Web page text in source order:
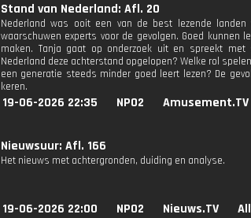
Stand van Nederland: Afl. 20
Nederland was ooit een van de best lezende
waarschuwen experts voor de gevolgen. Goed kunnen
maken. Tanja gaat op onderzoek uit en spreekt met
Nederland deze achterstand opgelopen? Welke rol
een generatie steeds minder goed leert lezen? De
keren.
19-06-2026 22:35 NPO2 Amusement.TV
Nieuwsuur: Afl. 166
Het nieuws met achtergronden, duiding en analyse.
19-06-2026 22:00 NPO2 Nieuws.TV